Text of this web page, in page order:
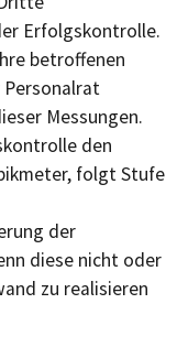
Erfolgskontrolle.
betroffenen
Messungen.
den
folgt Stufe
der
diese nicht oder
zu realisieren